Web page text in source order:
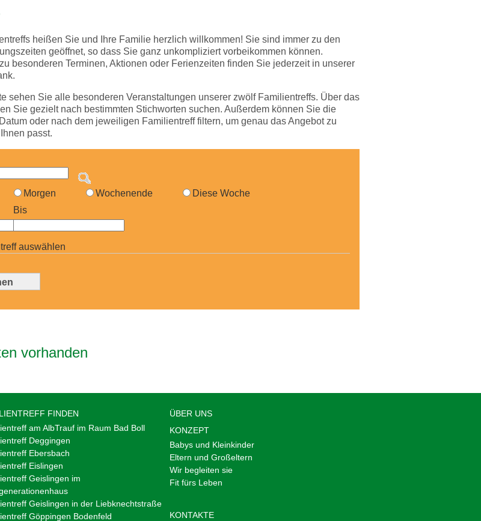
heißen Sie und Ihre Familie herzlich willkommen! Sie sind immer zu den
geöffnet, so dass Sie ganz unkompliziert vorbeikommen können.
besonderen Terminen, Aktionen oder Ferienzeiten finden Sie jederzeit in unserer
sehen Sie alle besonderen Veranstaltungen unserer zwölf Familientreffs. Über das
Sie gezielt nach bestimmten Stichworten suchen. Außerdem können Sie die
oder nach dem jeweiligen Familientreff filtern, um genau das Angebot zu
passt.
Morgen Wochenende
Diese Woche
Bis
auswählen
vorhanden
FINDEN
am AlbTrauf im Raum Bad Boll
Deggingen
Ebersbach
Eislingen
Geislingen im
Geislingen in der Liebknechtstraße
Göppingen Bodenfeld
ÜBER UNS
KONZEPT
Babys und Kleinkinder
Eltern und Großeltern
Wir begleiten sie
Fit fürs Leben
KONTAKTE